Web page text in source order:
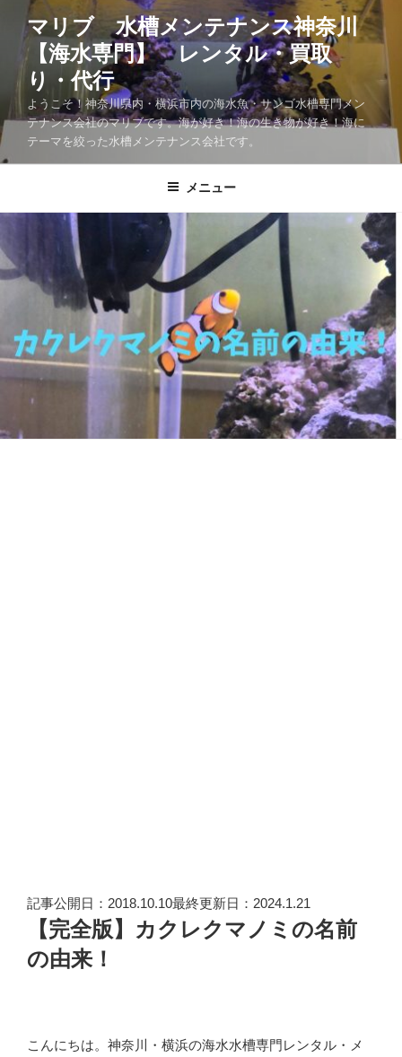
マリブ 水槽メンテナンス神奈川
【海水専門】 レンタル・買取
り・代行
ようこそ！神奈川県内・横浜市内の海水魚・サンゴ水槽専門メン
テナンス会社のマリブです。海が好き！海の生き物が好き！海に
テーマを絞った水槽メンテナンス会社です。
メニュー
記事公開日：2018.10.10最終更新日：2024.1.21
【完全版】カクレクマノミの名前
の由来！
こんにちは。神奈川・横浜の海水水槽専門レンタル・メ